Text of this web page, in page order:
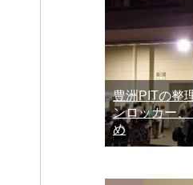
豊洲PITの整
ンロッカー
め